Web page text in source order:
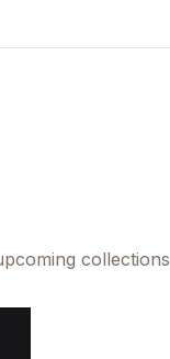
collections